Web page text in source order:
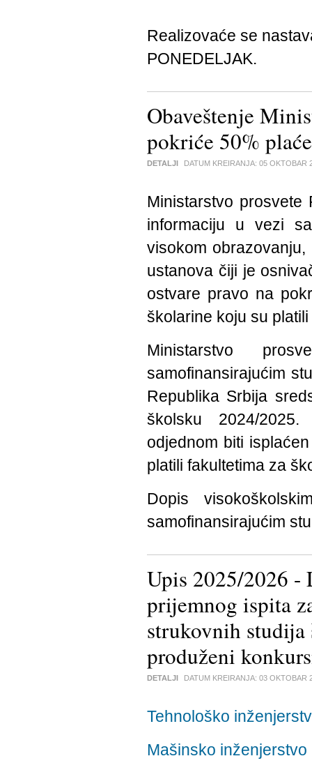
Realizovaće se
PONEDELJAK.
Obaveštenje
pokriće 50%
DETALJI DATUM KREIRANJA: 05 OKTOBAR
Ministarstvo
informaciju u vezi
visokom
ustanova čiji je
ostvare pravo na
školarine koju su
Ministarstvo
samofinansirajućim
Republika Srbija
školsku 2024/
odjednom biti
platili fakultetima za
Dopis
samofinansirajućim
Upis 2025/2026 -
prijemnog ispita
strukovnih
produženi
DETALJI DATUM KREIRANJA: 03 OKTOBAR
Tehnološko
Mašinsko inženjerstvo